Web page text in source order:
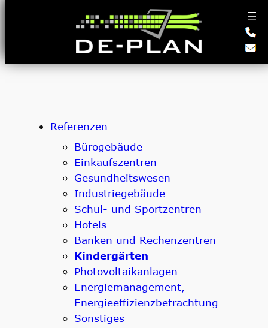
springen
Referenzen
Bürogebäude
Einkaufszentren
Gesundheitswesen
Industriegebäude
Schul- und Sportzentren
Hotels
Banken und Rechenzentren
Kindergärten
Photovoltaikanlagen
Energiemanagement,
Energieeffizienzbetrachtung
Sonstiges